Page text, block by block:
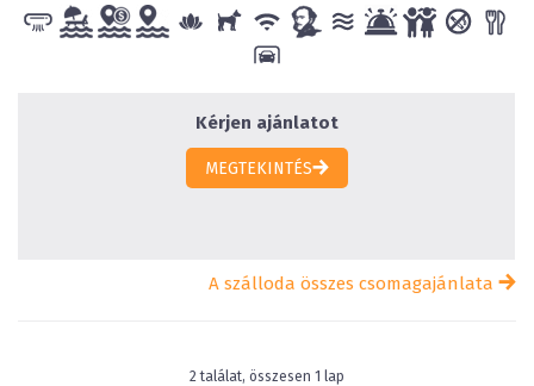
Kérjen ajánlatot
MEGTEKINTÉS
A szálloda összes csomagajánlata
2 találat, összesen 1 lap